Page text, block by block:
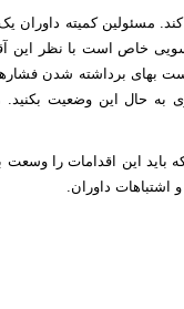
کمیته داوران یک
خاص است با نظر این
بهای برداشته شدن
به حال این وضعیت
باید این اقدامات را وسعت
اشتباهات داوران.